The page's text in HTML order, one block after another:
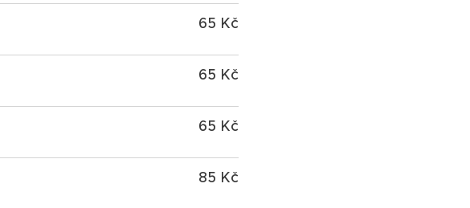
65 Kč
65 Kč
65 Kč
85 Kč